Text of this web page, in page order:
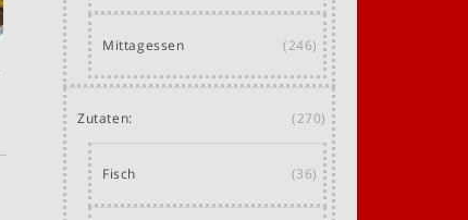
Mittagessen (246)
Zutaten: (270)
Fisch (36)